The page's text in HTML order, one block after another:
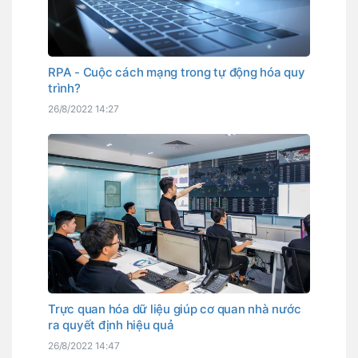
RPA - Cuộc cách mạng trong tự động hóa quy
trình?
26/8/2022 14:27
Trực quan hóa dữ liệu giúp cơ quan nhà nước
ra quyết định hiệu quả
26/8/2022 14:47